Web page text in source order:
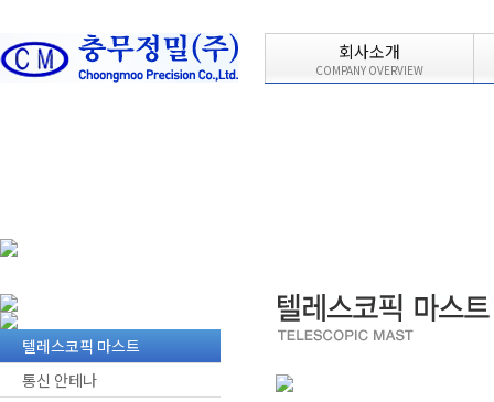
회사소개
COMPANY OVERVIEW
텔레스코픽 마스트
통신 안테나